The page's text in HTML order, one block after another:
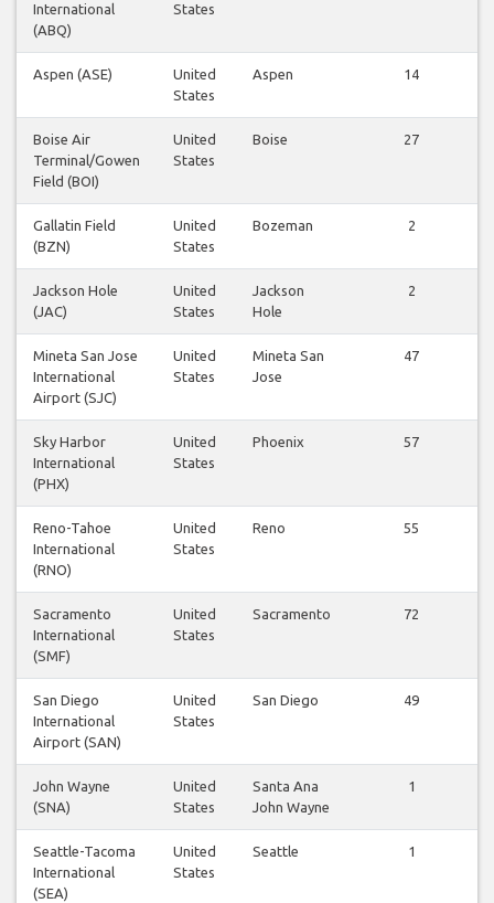
International
(ABQ)
States
Aspen (ASE)
United
States
Aspen 14
Boise Air
Terminal/Gowen
Field (BOI)
United
States
Boise 27
Gallatin Field
(BZN)
United
States
Bozeman 2
Jackson Hole
(JAC)
United
States
Jackson
Hole
2
Mineta San Jose
International
Airport (SJC)
United
States
Mineta San
Jose
47
Sky Harbor
International
(PHX)
United
States
Phoenix 57
Reno-Tahoe
International
(RNO)
United
States
Reno 55
Sacramento
International
(SMF)
United
States
Sacramento 72
San Diego
International
Airport (SAN)
United
States
San Diego 49
John Wayne
(SNA)
United
States
Santa Ana
John Wayne
1
Seattle-Tacoma
International
(SEA)
United
States
Seattle 1